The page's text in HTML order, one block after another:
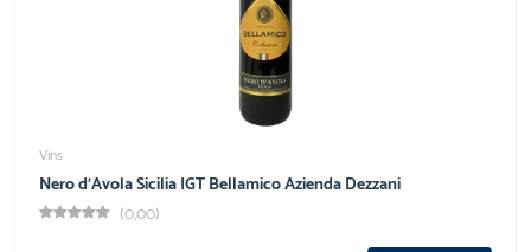
Vins
Nero d'Avola Sicilia IGT Bellamico Azienda Dezzani
(0,00)